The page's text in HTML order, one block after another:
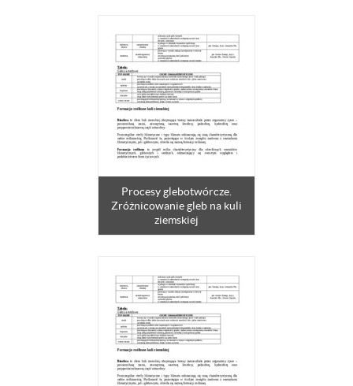
Procesy glebotwórcze.
Zróżnicowanie gleb na kuli
ziemskiej